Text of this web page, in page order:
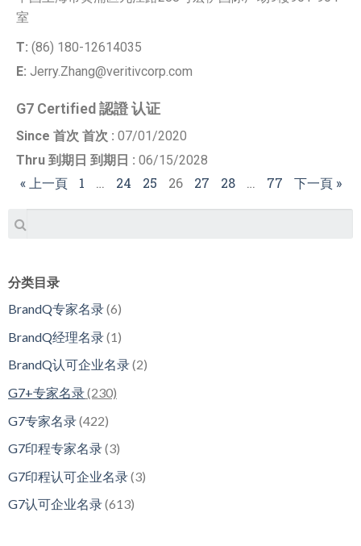
室
T: (86) 180-12614035
E: Jerry.Zhang@veritivcorp.com
G7 Certified 認證 认证
Since 首次 首次 : 07/01/2020
Thru 到期日 到期日 : 06/15/2028
« 上一頁 1 … 24 25 26 27 28 … 77 下一頁 »
分类目录
BrandQ专家名录(6)
BrandQ经理名录(1)
BrandQ认可企业名录(2)
G7+专家名录(230)
G7专家名录(422)
G7印程专家名录(3)
G7印程认可企业名录(3)
G7认可企业名录(613)